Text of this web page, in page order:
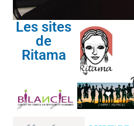
Les sites
de
Ritama